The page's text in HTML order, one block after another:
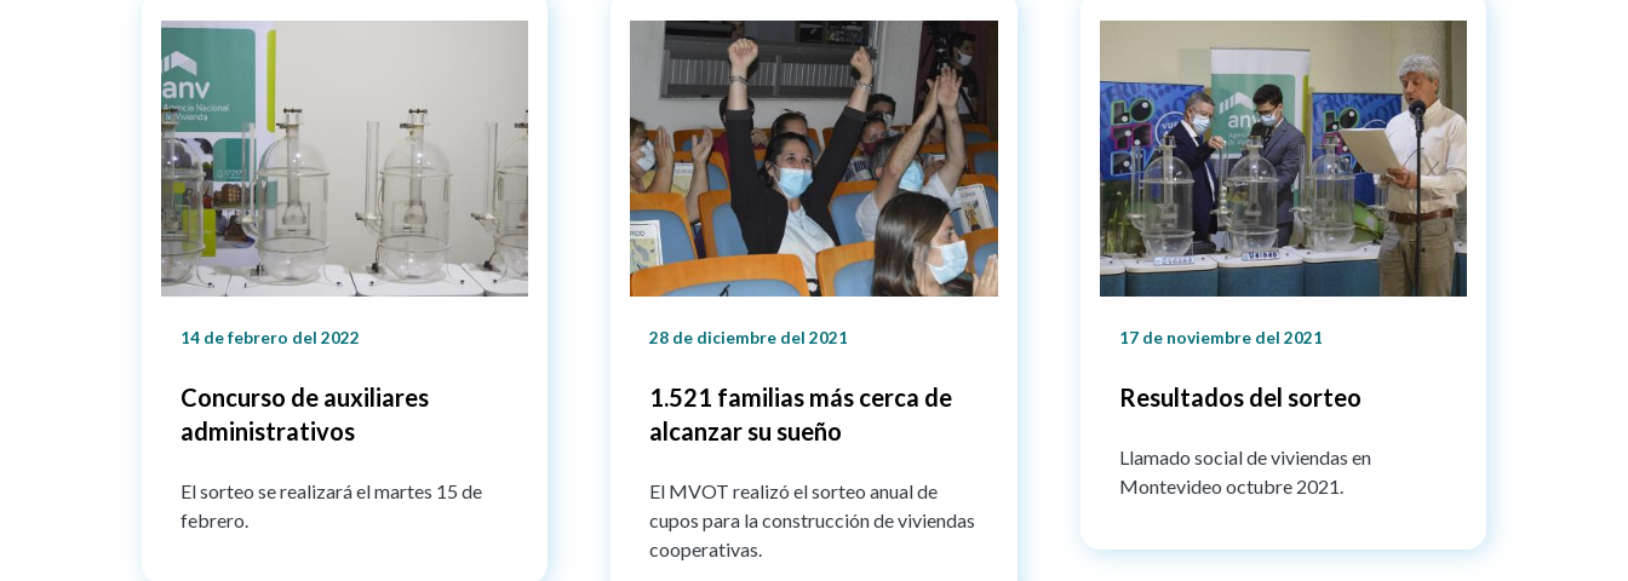
14 de febrero del 2022
Concurso de auxiliares
administrativos
El sorteo se realizará el martes 15 de
febrero.
28 de diciembre del 2021
1.521 familias más cerca de
alcanzar su sueño
El MVOT realizó el sorteo anual de
cupos para la construcción de viviendas
cooperativas.
17 de noviembre del 2021
Resultados del sorteo
Llamado social de viviendas en
Montevideo octubre 2021.